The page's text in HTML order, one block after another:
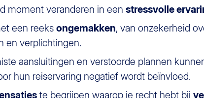
moment veranderen in een stressvolle
een reeks ongemakken, van onzekerheid
en verplichtingen.
aansluitingen en verstoorde plannen
hun reiservaring negatief wordt beïnvloed.
te begrijpen waarop je recht hebt bij